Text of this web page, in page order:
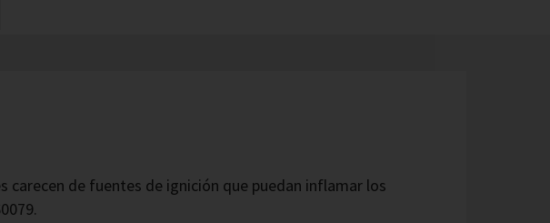
de fuentes de ignición que puedan inflamar los